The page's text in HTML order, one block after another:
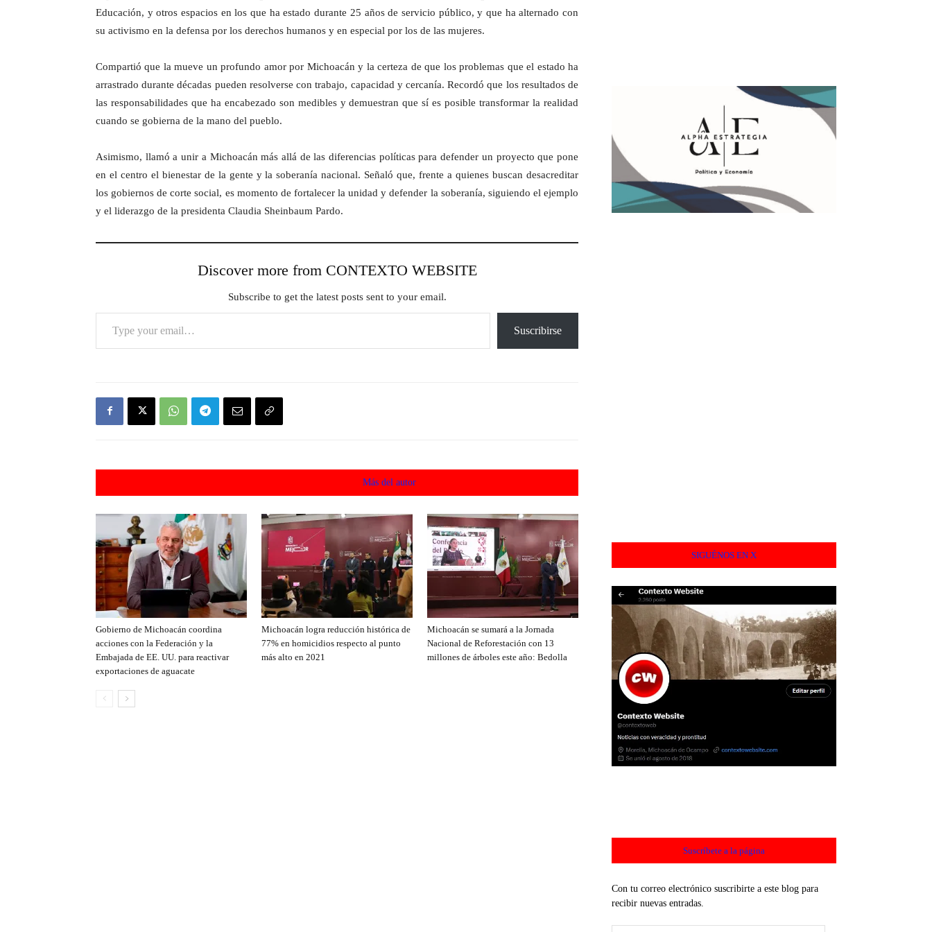
Educación, y otros espacios en los que ha estado durante 25 años de servicio público, y que ha alternado con
su activismo en la defensa por los derechos humanos y en especial por los de las mujeres.
Compartió que la mueve un profundo amor por Michoacán y la certeza de que los problemas que el estado ha
arrastrado durante décadas pueden resolverse con trabajo, capacidad y cercanía. Recordó que los resultados de
las responsabilidades que ha encabezado son medibles y demuestran que sí es posible transformar la realidad
cuando se gobierna de la mano del pueblo.
Asimismo, llamó a unir a Michoacán más allá de las diferencias políticas para defender un proyecto que pone
en el centro el bienestar de la gente y la soberanía nacional. Señaló que, frente a quienes buscan desacreditar
los gobiernos de corte social, es momento de fortalecer la unidad y defender la soberanía, siguiendo el ejemplo
y el liderazgo de la presidenta Claudia Sheinbaum Pardo.
Discover more from CONTEXTO WEBSITE
Subscribe to get the latest posts sent to your email.
Type your email…
Suscribirse
Más del autor
Gobierno de Michoacán coordina
acciones con la Federación y la
Embajada de EE. UU. para reactivar
exportaciones de aguacate
Michoacán logra reducción histórica de
77% en homicidios respecto al punto
más alto en 2021
Michoacán se sumará a la Jornada
Nacional de Reforestación con 13
millones de árboles este año: Bedolla
SIGUÉNOS EN X
Suscríbete a la página
Con tu correo electrónico suscribirte a este blog para
recibir nuevas entradas.